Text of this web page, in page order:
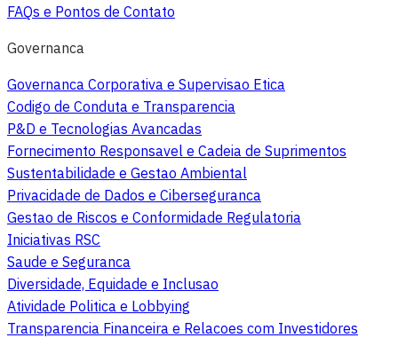
FAQs e Pontos de Contato
Governanca
Governanca Corporativa e Supervisao Etica
Codigo de Conduta e Transparencia
P&D e Tecnologias Avancadas
Fornecimento Responsavel e Cadeia de Suprimentos
Sustentabilidade e Gestao Ambiental
Privacidade de Dados e Ciberseguranca
Gestao de Riscos e Conformidade Regulatoria
Iniciativas RSC
Saude e Seguranca
Diversidade, Equidade e Inclusao
Atividade Politica e Lobbying
Transparencia Financeira e Relacoes com Investidores